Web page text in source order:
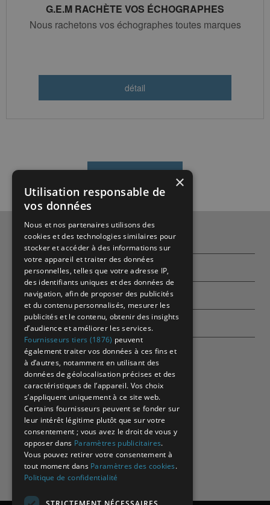
G.E.M RACHÈTE VOS ÉCHOGRAPHES
Nous rachetons vos échographes toutes marques
Qui sommes-nous ?
Partenaires
Contactez-nous
Echographes
×
Utilisation responsable de
vos données
Nous et nos partenaires utilisons des
cookies et des technologies similaires pour
stocker et accéder à des informations sur
votre appareil et traiter des données
personnelles, telles que votre adresse IP,
des identifiants uniques et des données de
navigation, afin de proposer des publicités
et du contenu personnalisés, mesurer les
publicités et le contenu, obtenir des insights
d’audience et améliorer les services.
Fournisseurs tiers (1876) peuvent
également traiter vos données à ces fins et
à d’autres, notamment en utilisant des
données de géolocalisation précises et des
caractéristiques de l’appareil. Vos choix
s’appliquent uniquement à ce site web.
Certains fournisseurs peuvent se fonder sur
leur intérêt légitime plutôt que sur votre
consentement ; vous avez le droit de vous y
opposer dans Paramètres publicitaires.
Vous pouvez retirer votre consentement à
tout moment dans Paramètres des cookies.
Politique de confidentialité